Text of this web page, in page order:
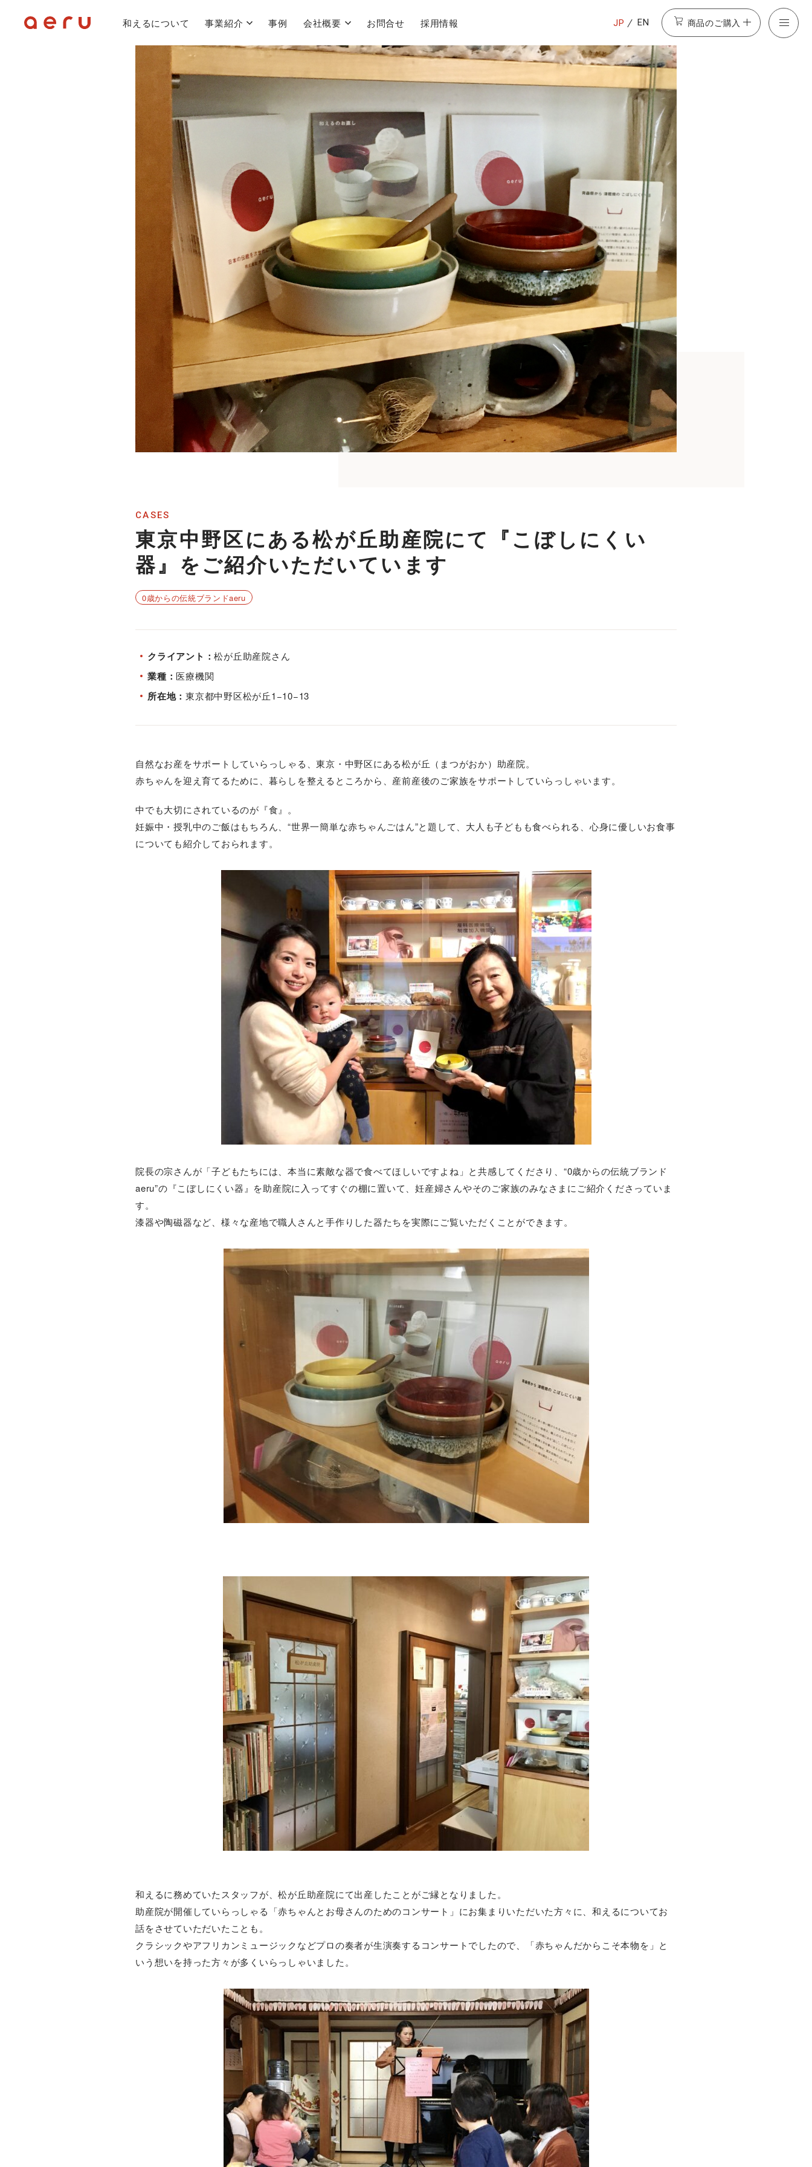
和えるについて 事業紹介 事例 会社概要 お問合せ 採用情報 JP EN 商品のご購入
CASES
東京中野区にある松が丘助産院にて『こぼしにくい
器』をご紹介いただいています
0歳からの伝統ブランドaeru
クライアント 松が丘助産院さん
業種 医療機関
所在地 東京都中野区松が丘1−10−13
自然なお産をサポートしていらっしゃる、東京・中野区にある松が丘（まつがおか）助産院。
赤ちゃんを迎え育てるために、暮らしを整えるところから、産前産後のご家族をサポートしていらっしゃいます。
中でも大切にされているのが『食』。
妊娠中・授乳中のご飯はもちろん、“世界一簡単な赤ちゃんごはん”と題して、大人も子どもも食べられる、心身に優しいお食事
についても紹介しておられます。
院長の宗さんが「子どもたちには、本当に素敵な器で食べてほしいですよね」と共感してくださり、“0歳からの伝統ブランド
aeru”の『こぼしにくい器』を助産院に入ってすぐの棚に置いて、妊産婦さんやそのご家族のみなさまにご紹介くださっていま
す。
漆器や陶磁器など、様々な産地で職人さんと手作りした器たちを実際にご覧いただくことができます。
和えるに務めていたスタッフが、松が丘助産院にて出産したことがご縁となりました。
助産院が開催していらっしゃる「赤ちゃんとお母さんのためのコンサート」にお集まりいただいた方々に、和えるについてお
話をさせていただいたことも。
クラシックやアフリカンミュージックなどプロの奏者が生演奏するコンサートでしたので、「赤ちゃんだからこそ本物を」と
いう想いを持った方々が多くいらっしゃいました。